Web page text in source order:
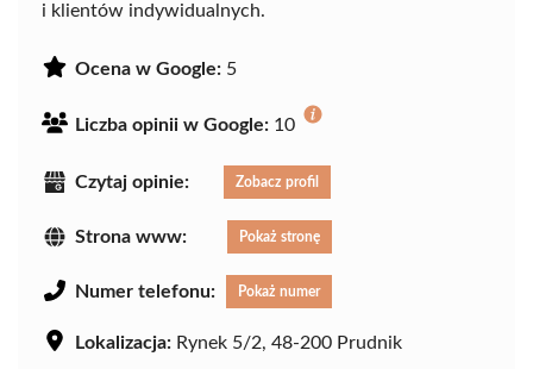
i klientów indywidualnych.
Ocena w Google: 5
Liczba opinii w Google: 10
Czytaj opinie: Zobacz profil
Strona www: Pokaż stronę
Numer telefonu: Pokaż numer
Lokalizacja: Rynek 5/2, 48-200 Prudnik